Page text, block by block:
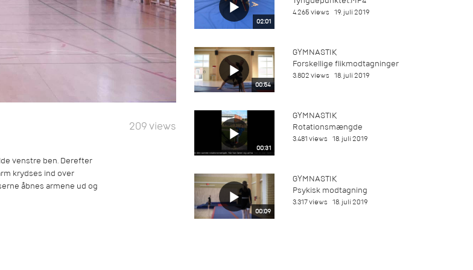
209 views
venstre ben. Derefter
krydses ind over
åbnes armene ud og
02:01
4.265 views 19. juli 2019
00:54
GYMNASTIK
Forskellige flikmodtagninger
3.802 views 18. juli 2019
00:31
GYMNASTIK
Rotationsmængde
3.481 views 18. juli 2019
00:09
GYMNASTIK
Psykisk modtagning
3.317 views 18. juli 2019